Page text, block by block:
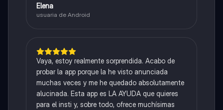
Elena
usuaria de Android
Vaya, estoy realmente sorprendida. Acabo de
probar la app porque la he visto anunciada
muchas veces y me he quedado absolutamente
alucinada. Esta app es LA AYUDA que quieres
para el insti y, sobre todo, ofrece muchísimas